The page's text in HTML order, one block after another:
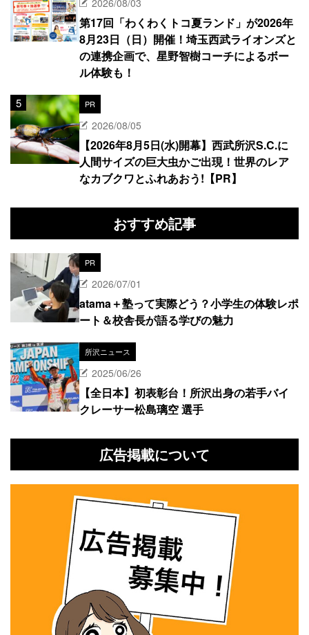
第17回「わくわくトコ夏ランド」が2026年
8月23日（日）開催！埼玉西武ライオンズと
の連携企画で、星野智樹コーチによるボー
ル体験も！
PR
2026/08/05
【2026年8月5日(水)開幕】西武所沢S.C.に
人間サイズの巨大虫かご出現！世界のレア
なカブクワとふれあおう!【PR】
おすすめ記事
PR
2026/07/01
atama＋塾って実際どう？小学生の体験レポ
ート＆校舎長が語る学びの魅力
所沢ニュース
2025/06/26
【全日本】初表彰台！所沢出身の若手バイ
クレーサー松島璃空 選手
広告掲載について